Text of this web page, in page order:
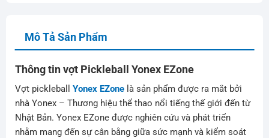
Mô Tả Sản Phẩm
Thông tin vợt Pickleball Yonex EZone
Vợt pickleball Yonex EZonelà sản phẩm được ra mắt bởi
nhà Yonex – Thương hiệu thể thao nổi tiếng thế giới đến từ
Nhật Bản. Yonex EZone được nghiên cứu và phát triển
nhằm mang đến sự cân bằng giữa sức mạnh và kiểm soát